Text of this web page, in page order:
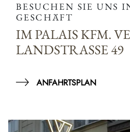
BESUCHEN SIE UNS
GESCHÄFT
IM PALAIS KFM.
LANDSTRASSE 49
ANFAHRTSPLAN